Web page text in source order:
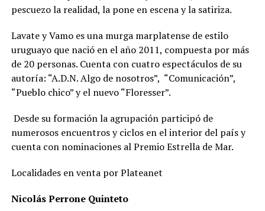
pescuezo la realidad, la pone en escena y la satiriza.
Lavate y Vamo es una murga marplatense de estilo
uruguayo que nació en el año 2011, compuesta por más
de 20 personas. Cuenta con cuatro espectáculos de su
autoría: “A.D.N. Algo de nosotros”, “Comunicación”,
“Pueblo chico” y el nuevo “Floresser”.
Desde su formación la agrupación participó de
numerosos encuentros y ciclos en el interior del país y
cuenta con nominaciones al Premio Estrella de Mar.
Localidades en venta por Plateanet
Nicolás Perrone Quinteto